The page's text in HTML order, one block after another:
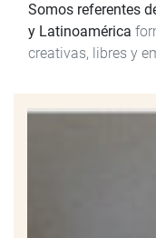
Somos referentes
y Latinoamérica
creativas, libres y